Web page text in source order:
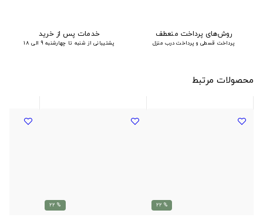
روش‌های پرداخت منعطف
پرداخت قسطی و پرداخت درب منزل
خدمات پس از خرید
پشتیبانی از شنبه تا چهارشنبه 9 الی 18
محصولات مرتبط
% 22
% 22